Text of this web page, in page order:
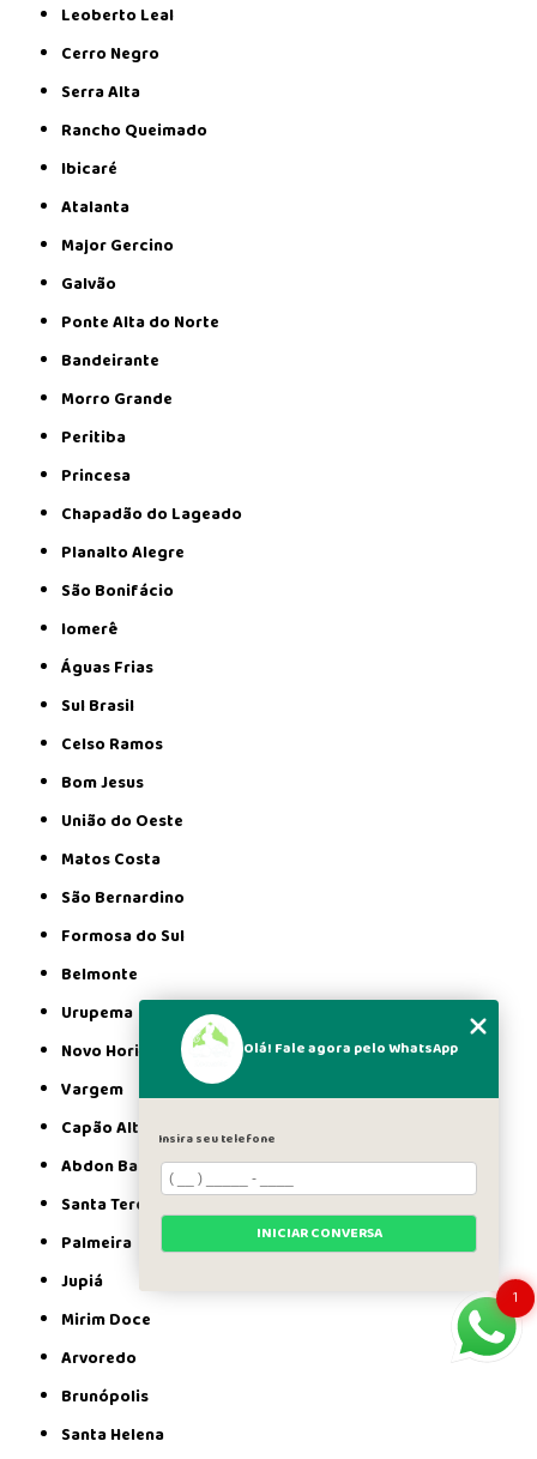
Leoberto Leal
Cerro Negro
Serra Alta
Rancho Queimado
Ibicaré
Atalanta
Major Gercino
Galvão
Ponte Alta do Norte
Bandeirante
Morro Grande
Peritiba
Princesa
Chapadão do Lageado
Planalto Alegre
São Bonifácio
Iomerê
Águas Frias
Sul Brasil
Celso Ramos
Bom Jesus
União do Oeste
Matos Costa
São Bernardino
Formosa do Sul
Belmonte
Urupema
Novo Horizonte
Vargem
Capão Alto
Abdon Batista
Santa Terezinha do Progresso
Palmeira
Jupiá
Mirim Doce
Arvoredo
Brunópolis
Santa Helena
1
Olá! Fale agora pelo WhatsApp
Insira seu telefone
INICIAR CONVERSA